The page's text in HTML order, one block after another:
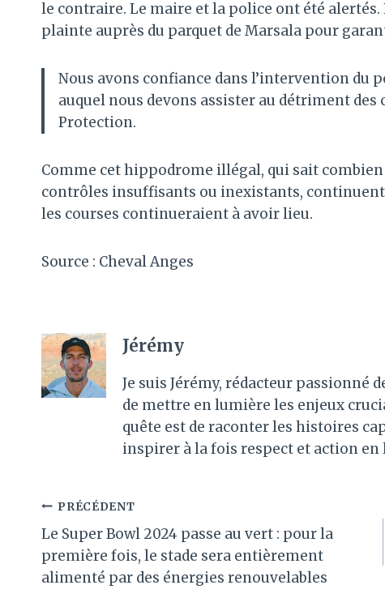
le contraire. Le maire et la police ont été alertés.
plainte auprès du parquet de Marsala pour
Nous avons confiance dans l’intervention du
auquel nous devons assister au détriment des
Protection.
Comme cet hippodrome illégal, qui sait
contrôles insuffisants ou inexistants,
les courses continueraient à avoir lieu.
Source : Cheval Anges
Jérémy
Je suis Jérémy, rédacteur passionné
de mettre en lumière les enjeux
quête est de raconter les histoires
inspirer à la fois respect et action en
Navigation
de
l’article
PRÉCÉDENT
Le Super Bowl 2024 passe au vert : pour la
première fois, le stade sera entièrement
alimenté par des énergies renouvelables